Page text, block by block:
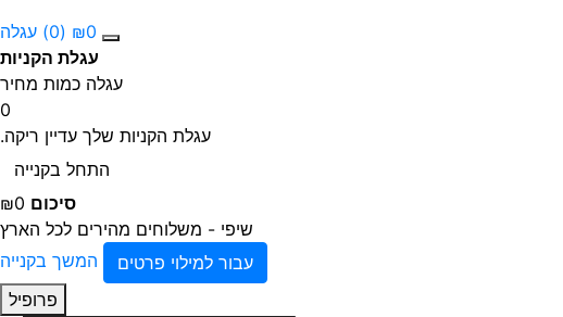
₪0
(0)
עגלה
עגלת הקניות
עגלה כמות מחיר
0
עגלת הקניות שלך עדיין ריקה.
התחל בקנייה
סיכום ₪0
שיפי - משלוחים מהירים לכל הארץ
עבור למילוי פרטים
המשך בקנייה
פרופיל